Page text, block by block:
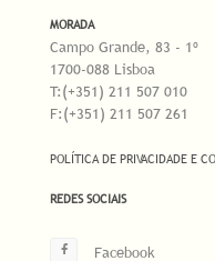
MORADA
Campo Grande, 83 - 1º
1700-088 Lisboa
T:(+351) 211 507 010
F:(+351) 211 507 261
POLÍTICA DE PRIVACIDADE E
REDES SOCIAIS
Facebook